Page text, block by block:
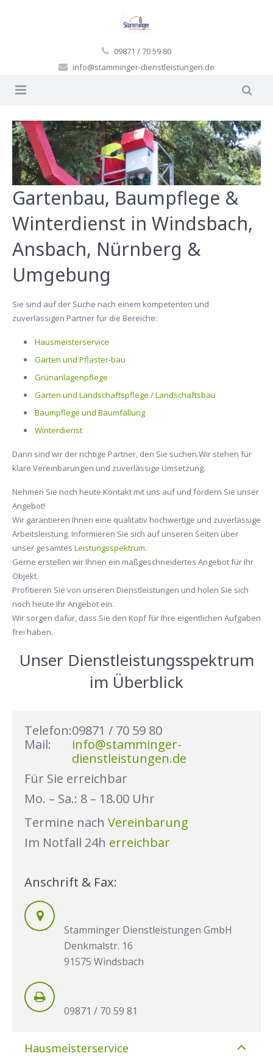
09871 / 70 59 80
info@stamminger-dienstleistungen.de
Start
Grünanlagen
Gartengestaltung
Baumfällungen
Winterdienst
Dienstleistungen
Arbeiten im Hoch/Tiefbau
Gartenbau, Baumpflege &
Winterdienst in Windsbach,
Ansbach, Nürnberg &
Umgebung
Sie sind auf der Suche nach einem kompetenten und
zuverlässigen Partner für die Bereiche:
Hausmeisterservice
Garten und Pflaster-bau
Grünanlagenpflege
Garten und Landschaftspflege / Landschaftsbau
Baumpflege und Baumfällung
Winterdienst
Dann sind wir der richtige Partner, den Sie suchen.Wir stehen für
klare Vereinbarungen und zuverlässige Umsetzung.
Nehmen Sie noch heute Kontakt mit uns auf und fordern Sie unser
Angebot!
Wir garantieren Ihnen eine qualitativ hochwertige und zuverlässige
Arbeitsleistung. Informieren Sie sich auf unseren Seiten über
unser gesamtes Leistungsspektrum.
Gerne erstellen wir Ihnen ein maßgeschneidertes Angebot für Ihr
Objekt.
Profitieren Sie von unseren Dienstleistungen und holen Sie sich
noch heute Ihr Angebot ein.
Wir sorgen dafür, dass Sie den Kopf für Ihre eigentlichen Aufgaben
frei haben.
Unser Dienstleistungsspektrum
im Überblick
Telefon:09871 / 70 59 80
Mail:
info@stamminger-
dienstleistungen.de
Für Sie erreichbar
Mo. – Sa.: 8 – 18.00 Uhr
Termine nach Vereinbarung
Im Notfall 24h erreichbar
Anschrift & Fax:
Stamminger Dienstleistungen GmbH
Denkmalstr. 16
91575 Windsbach
09871 / 70 59 81
Hausmeisterservice